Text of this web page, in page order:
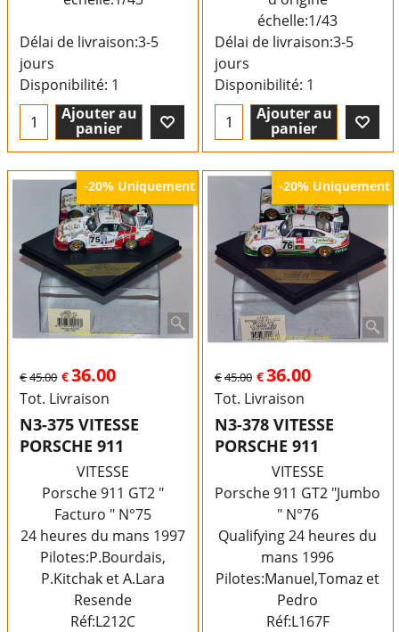
Délai de livraison:3-5
jours
Disponibilité: 1
Ajouter au
panier
échelle:1/43
Délai de livraison:3-5
jours
Disponibilité: 1
Ajouter au
panier
-20% Uniquement
€45.00 €36.00
Tot. Livraison
N3-375 VITESSE
PORSCHE 911
VITESSE
Porsche 911 GT2 "
Facturo " N°75
24 heures du mans 1997
Pilotes:P.Bourdais,
P.Kitchak et A.Lara
Resende
Réf:L212C
-20% Uniquement
€45.00 €36.00
Tot. Livraison
N3-378 VITESSE
PORSCHE 911
VITESSE
Porsche 911 GT2 "Jumbo
" N°76
Qualifying 24 heures du
mans 1996
Pilotes:Manuel,Tomaz et
Pedro
Réf:L167F